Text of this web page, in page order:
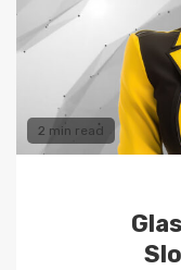
2 min read